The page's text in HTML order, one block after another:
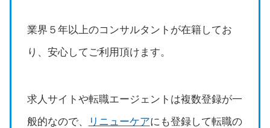
業界５年以上のコンサルタントが在籍してお
り、安心してご利用頂けます。
求人サイトや転職エージェントは複数登録が一
般的なので、
リニューケアにも登録して転職の